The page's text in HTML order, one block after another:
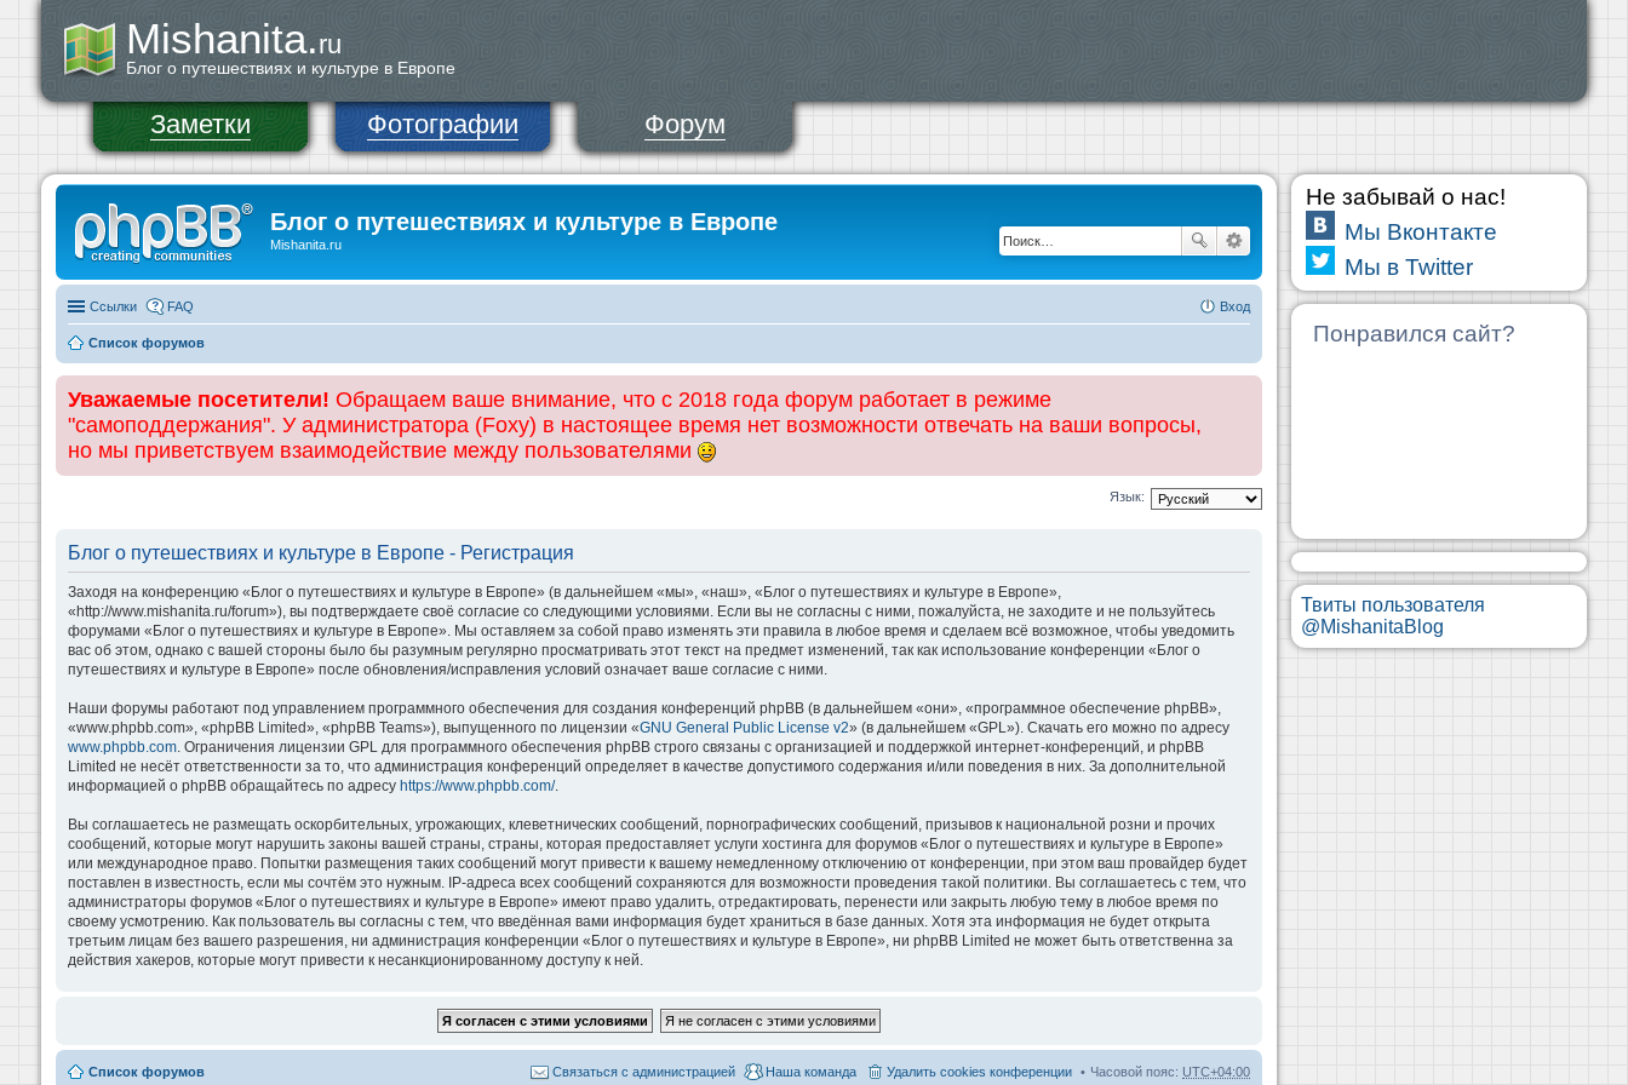
Mishanita.ru
Блог о путешествиях и культуре в Европе
Заметки Фотографии Форум
Блог о путешествиях и культуре в Европе
Mishanita.ru
Ссылки FAQ Вход
Список форумов
Уважаемые посетители! Обращаем ваше внимание, что с 2018 года форум работает в режиме
"самоподдержания". У администратора (Foxy) в настоящее время нет возможности отвечать на ваши вопросы,
но мы приветствуем взаимодействие между пользователями
Язык:
Блог о путешествиях и культуре в Европе - Регистрация
Заходя на конференцию «Блог о путешествиях и культуре в Европе» (в дальнейшем «мы», «наш», «Блог о путешествиях и культуре в Европе»,
«http://www.mishanita.ru/forum»), вы подтверждаете своё согласие со следующими условиями. Если вы не согласны с ними, пожалуйста, не заходите и не пользуйтесь
форумами «Блог о путешествиях и культуре в Европе». Мы оставляем за собой право изменять эти правила в любое время и сделаем всё возможное, чтобы уведомить
вас об этом, однако с вашей стороны было бы разумным регулярно просматривать этот текст на предмет изменений, так как использование конференции «Блог о
путешествиях и культуре в Европе» после обновления/исправления условий означает ваше согласие с ними.
Наши форумы работают под управлением программного обеспечения для создания конференций phpBB (в дальнейшем «они», «программное обеспечение phpBB»,
«www.phpbb.com», «phpBB Limited», «phpBB Teams»), выпущенного по лицензии «GNU General Public License v2» (в дальнейшем «GPL»). Скачать его можно по адресу
www.phpbb.com. Ограничения лицензии GPL для программного обеспечения phpBB строго связаны с организацией и поддержкой интернет-конференций, и phpBB
Limited не несёт ответственности за то, что администрация конференций определяет в качестве допустимого содержания и/или поведения в них. За дополнительной
информацией о phpBB обращайтесь по адресу https://www.phpbb.com/.
Вы соглашаетесь не размещать оскорбительных, угрожающих, клеветнических сообщений, порнографических сообщений, призывов к национальной розни и прочих
сообщений, которые могут нарушить законы вашей страны, страны, которая предоставляет услуги хостинга для форумов «Блог о путешествиях и культуре в Европе»
или международное право. Попытки размещения таких сообщений могут привести к вашему немедленному отключению от конференции, при этом ваш провайдер будет
поставлен в известность, если мы сочтём это нужным. IP-адреса всех сообщений сохраняются для возможности проведения такой политики. Вы соглашаетесь с тем, что
администраторы форумов «Блог о путешествиях и культуре в Европе» имеют право удалить, отредактировать, перенести или закрыть любую тему в любое время по
своему усмотрению. Как пользователь вы согласны с тем, что введённая вами информация будет храниться в базе данных. Хотя эта информация не будет открыта
третьим лицам без вашего разрешения, ни администрация конференции «Блог о путешествиях и культуре в Европе», ни phpBB Limited не может быть ответственна за
действия хакеров, которые могут привести к несанкционированному доступу к ней.
Список форумов Часовой пояс: UTC+04:00
Удалить cookies конференции
Наша команда
Связаться с администрацией
Не забывай о нас!
Мы Вконтакте
Мы в Twitter
Понравился сайт?
Твиты пользователя
@MishanitaBlog